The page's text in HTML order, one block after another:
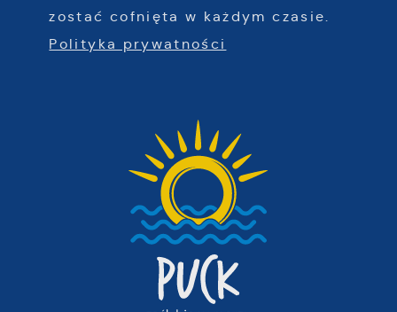
zostać cofnięta w każdym czasie.
Polityka prywatności